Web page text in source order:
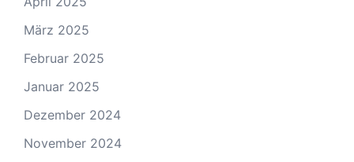
März 2025
Februar 2025
Januar 2025
Dezember 2024
November 2024